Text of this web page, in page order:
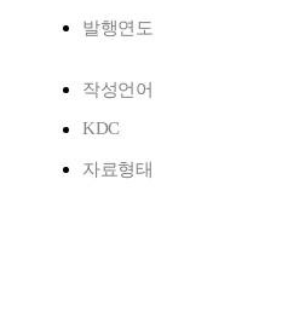
발행연도
작성언어
KDC
자료형태